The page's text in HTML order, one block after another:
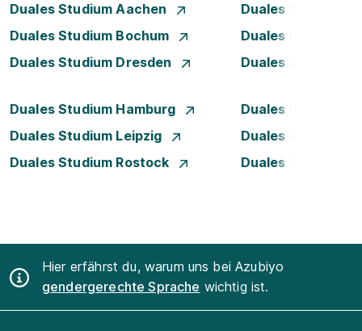
Duales Studium Aachen
Duales Studium
Duales Studium Bochum
Duales Studium
Duales Studium Dresden
Duales Studium
Duales Studium Hamburg
Duales Studium
Duales Studium Leipzig
Duales Studium
Duales Studium Rostock
Duales Studium
Hier erfährst du, warum uns bei Azubiyo
gendergerechte Sprache wichtig ist.